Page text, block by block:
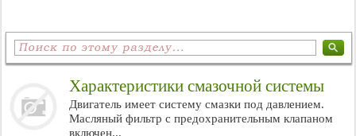
Характеристики смазочной системы
Двигатель имеет систему смазки под давлением.
Масляный фильтр с предохранительным клапаном
включен...